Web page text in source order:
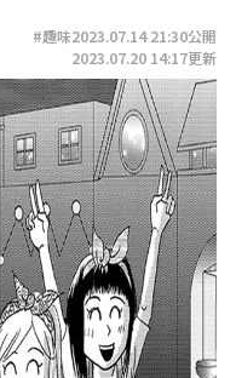
#趣味2023.07.14 21:30公開
2023.07.20 14:17更新